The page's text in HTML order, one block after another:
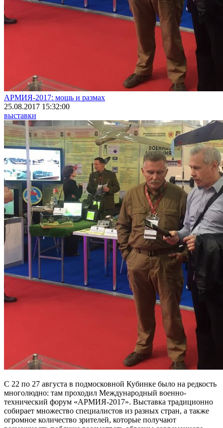
АРМИЯ-2017: мощь и размах
25.08.2017 15:32:00
выставки
С 22 по 27 августа в подмосковной Кубинке было на редкость
многолюдно: там проходил Международный военно-
технический форум «АРМИЯ-2017». Выставка традиционно
собирает множество специалистов из разных стран, а также
огромное количество зрителей, которые получают